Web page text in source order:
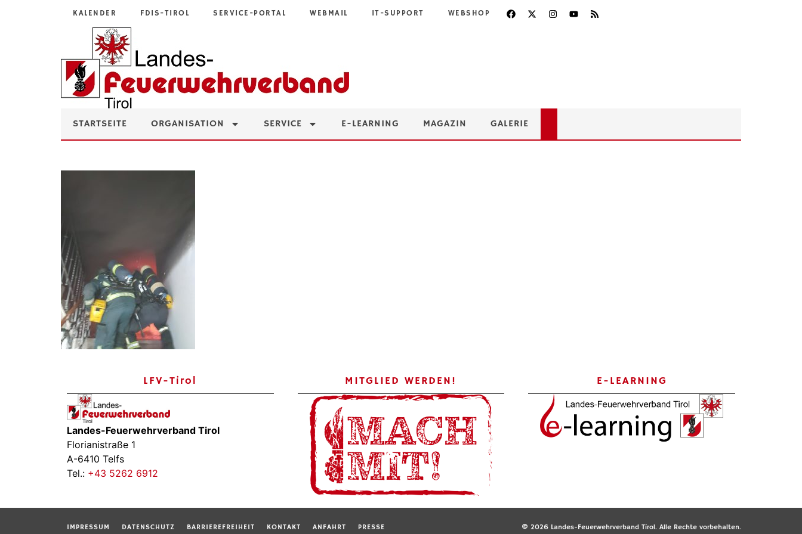
KALENDER FDIS-TIROL SERVICE-PORTAL WEBMAIL IT-SUPPORT WEBSHOP
STARTSEITE ORGANISATION SERVICE E-LEARNING MAGAZIN GALERIE
LFV-Tirol
Landes-Feuerwehrverband Tirol
Florianistraße 1
A-6410 Telfs
Tel.: +43 5262 6912
MITGLIED WERDEN! E-LEARNING
IMPRESSUM DATENSCHUTZ BARRIEREFREIHEIT KONTAKT ANFAHRT PRESSE © 2026 Landes-Feuerwehrverband Tirol. Alle Rechte vorbehalten.